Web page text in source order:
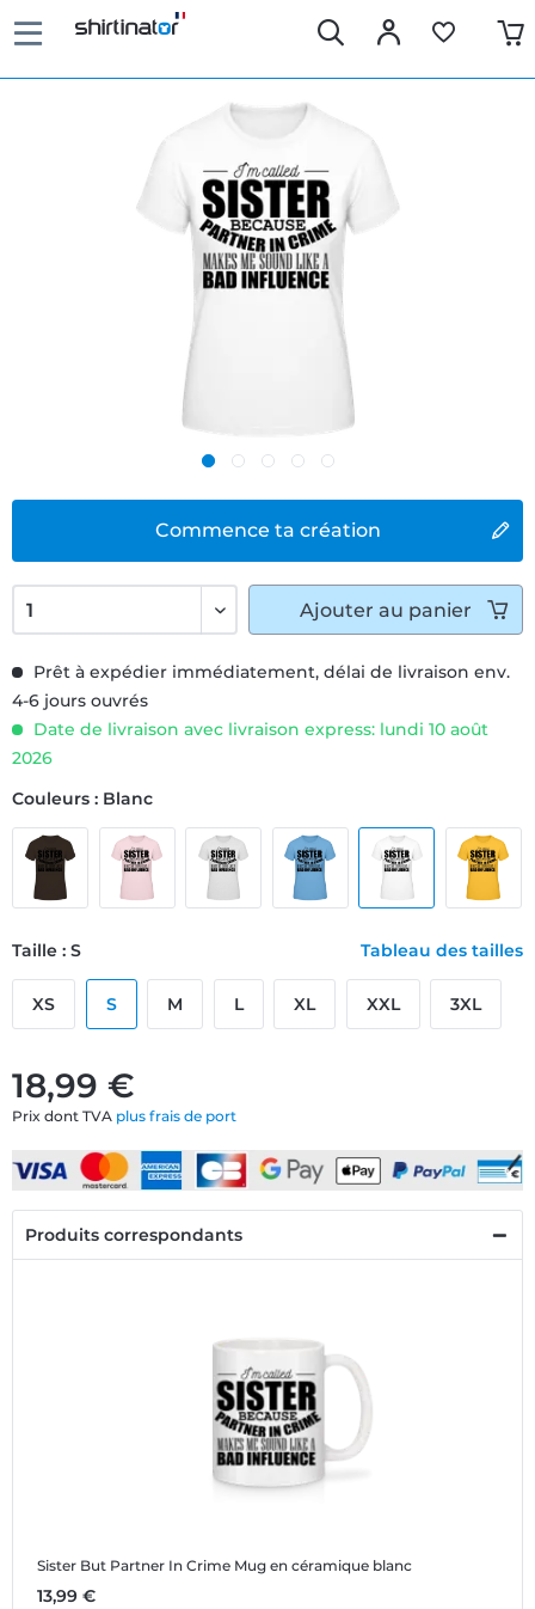
Commence ta création
18,99 €
Prix dont TVA plus frais de port
Prêt à expédier immédiatement, délai de livraison env.
4-6 jours ouvrés
Date de livraison avec livraison express: lundi 10 août
2026
Couleurs : Blanc
Taille : S Tableau des tailles
XS S M L XL XXL 3XL
Ajouter au panier
Produits correspondants
Sister But Partner In Crime Mug en céramique blanc
13,99 €